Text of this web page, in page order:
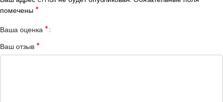
помечены *
Ваша оценка *
Ваш отзыв *